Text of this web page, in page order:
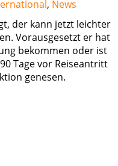
, News
der kann jetzt leichter
Vorausgesetzt er hat
bekommen oder ist
Tage vor Reiseantritt
genesen.